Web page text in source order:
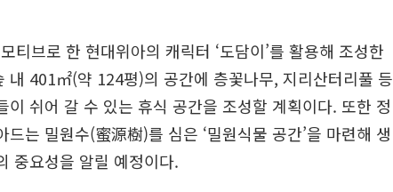
티브로 한 현대위아의 캐릭터 ‘도담이’를 활용해 조성한
내 401㎡(약 124평)의 공간에 층꽃나무, 지리산터리풀 등
이 쉬어 갈 수 있는 휴식 공간을 조성할 계획이다. 또한 정
는 밀원수(蜜源樹)를 심은 ‘밀원식물 공간’을 마련해 생
중요성을 알릴 예정이다.